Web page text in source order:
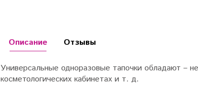
Описание
Универсальные одноразовые тапочки обладают –
косметологических кабинетах и т. д.
Отзывы